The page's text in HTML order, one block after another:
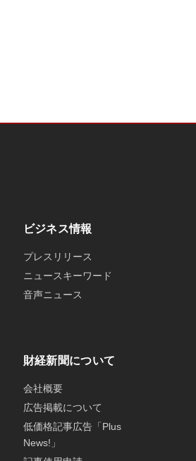
ビジネス情報
プレスリリース
ニュースキーワード
音声ニュース
財経新聞について
会社概要
広告掲載について
低価格記事広告「Plus
News!」